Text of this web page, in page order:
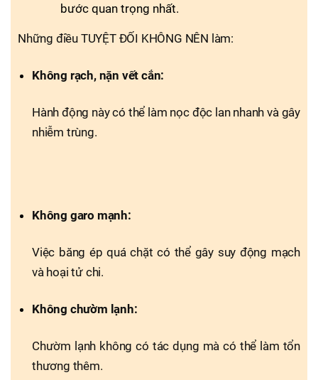
bước quan trọng nhất.
Những điều TUYỆT ĐỐI KHÔNG NÊN làm:
Không rạch, nặn vết cắn:
Hành động này có thể làm nọc độc lan nhanh và gây
nhiễm trùng.
Không garo mạnh:
Việc băng ép quá chặt có thể gây suy động mạch
và hoại tử chi.
Không chườm lạnh:
Chườm lạnh không có tác dụng mà có thể làm tổn
thương thêm.